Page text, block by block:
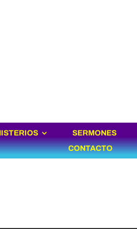
SERMONES
CONTACTO